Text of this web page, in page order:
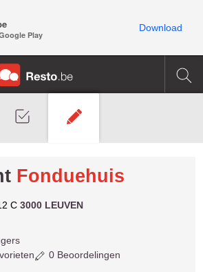
Fonduehuis
C3000 LEUVEN
0 Beoordelingen
Play
Download